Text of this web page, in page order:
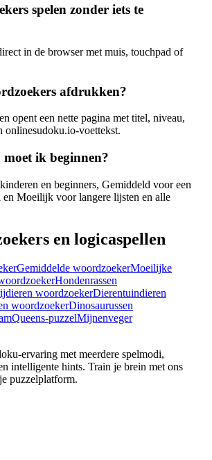
spelen zonder iets te
in de browser met muis, touchpad of
afdrukken?
opent een nette pagina met titel, niveau,
onlinesudoku.io-voettekst.
ik beginnen?
en beginners, Gemiddeld voor een
en Moeilijk voor langere lijsten en alle
en logicaspellen
Gemiddelde woordzoekerMoeilijke
Hondenrassen
woordzoekerDierentuindieren
woordzoekerDinosaurussen
Queens-puzzelMijnenveger
ervaring met meerdere spelmodi,
intelligente hints. Train je brein met ons
puzzelplatform.